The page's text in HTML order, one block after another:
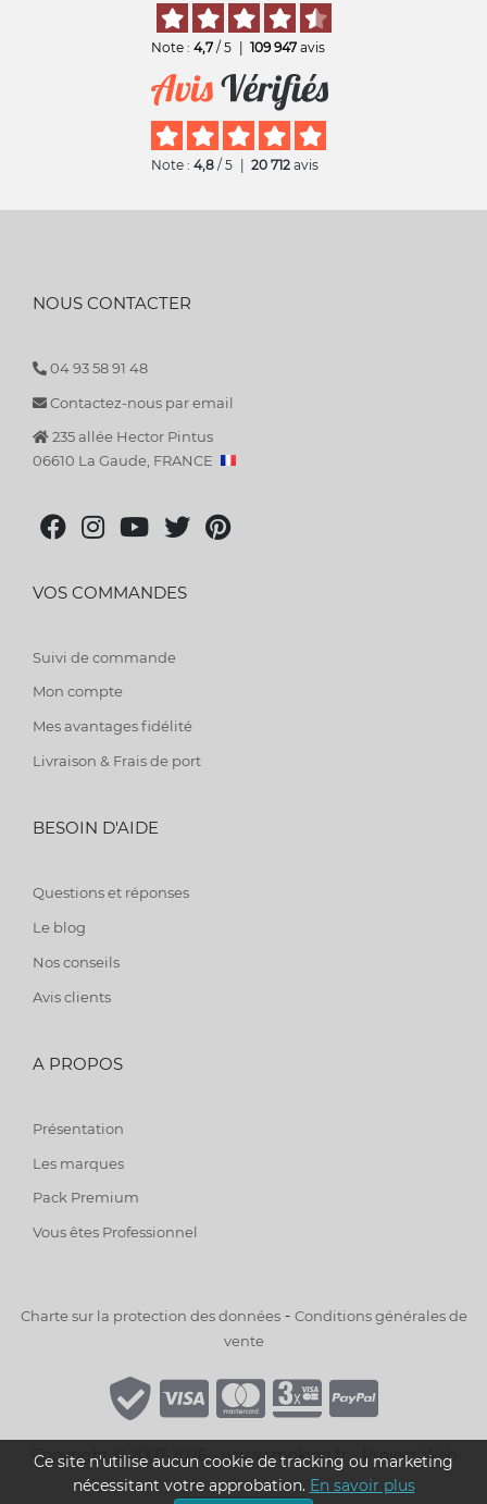
Note : 4,7 / 5 109 947 avis
Note : 4,8 / 5 20 712 avis
NOUS CONTACTER
04 93 58 91 48
Contactez-nous par email
235 allée Hector Pintus
06610 La Gaude, FRANCE
VOS COMMANDES
Suivi de commande
Mon compte
Mes avantages fidélité
Livraison & Frais de port
BESOIN D'AIDE
Questions et réponses
Le blog
Nos conseils
Avis clients
A PROPOS
Présentation
Les marques
Pack Premium
Vous êtes Professionnel
Charte sur la protection des données- Conditions générales de
vente
Copyright © 2007-2026 - www.smoking.fr -Project Web
Ce site n'utilise aucun cookie de tracking ou marketing
nécessitant votre approbation. En savoir plus